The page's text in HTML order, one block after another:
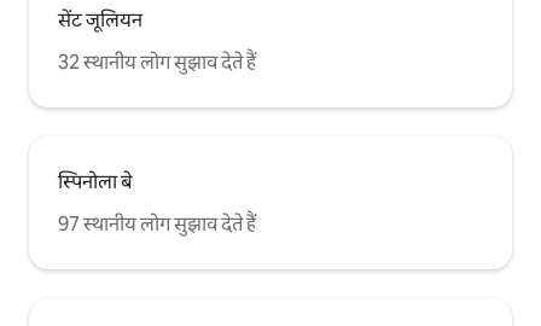
सेंट जूलियन
32 स्थानीय लोग सुझाव देते हैं
स्पिनोला बे
97 स्थानीय लोग सुझाव देते हैं